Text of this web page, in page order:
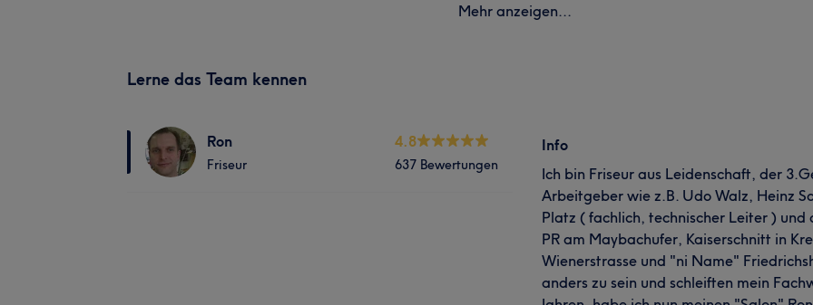
Mehr anzeigen...
Lerne das Team kennen
Ron
Friseur
4.8
637 Bewertungen
Info
Ich bin Friseur aus Leidenschaft, der
Arbeitgeber wie z.B. Udo Walz, Heinz
Platz ( fachlich, technischer Leiter ) und
PR am Maybachufer, Kaiserschnitt in
Wienerstrasse und "ni Name"
anders zu sein und schleiften mein